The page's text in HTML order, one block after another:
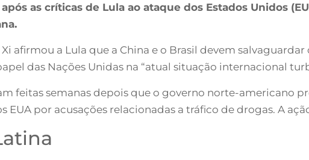
as críticas de Lula ao ataque dos Estados Unidos
afirmou a Lula que a China e o Brasil devem
das Nações Unidas na “atual situação internacional
feitas semanas depois que o governo norte-americano
EUA por acusações relacionadas a tráfico de drogas. A